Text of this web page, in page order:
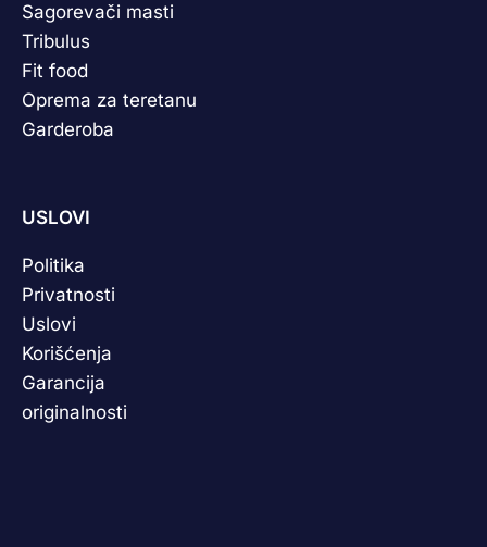
Sagorevači masti
Tribulus
Fit food
Oprema za teretanu
Garderoba
USLOVI
Politika
Privatnosti
Uslovi
Korišćenja
Garancija
originalnosti